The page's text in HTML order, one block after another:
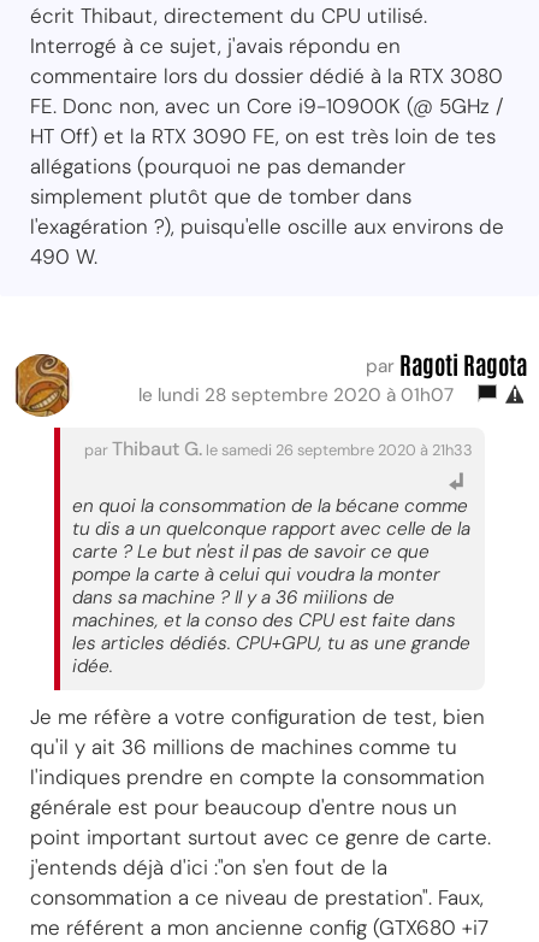
écrit Thibaut, directement du CPU utilisé.
Interrogé à ce sujet, j'avais répondu en
commentaire lors du dossier dédié à la RTX 3080
FE. Donc non, avec un Core i9-10900K (@ 5GHz /
HT Off) et la RTX 3090 FE, on est très loin de tes
allégations (pourquoi ne pas demander
simplement plutôt que de tomber dans
l'exagération ?), puisqu'elle oscille aux environs de
490 W.
par Ragoti Ragota
le lundi 28 septembre 2020 à 01h07
parThibaut G. le samedi 26 septembre 2020 à 21h33
en quoi la consommation de la bécane comme
tu dis a un quelconque rapport avec celle de la
carte ? Le but n'est il pas de savoir ce que
pompe la carte à celui qui voudra la monter
dans sa machine ? Il y a 36 miilions de
machines, et la conso des CPU est faite dans
les articles dédiés. CPU+GPU, tu as une grande
idée.
Je me réfère a votre configuration de test, bien
qu'il y ait 36 millions de machines comme tu
l'indiques prendre en compte la consommation
générale est pour beaucoup d'entre nous un
point important surtout avec ce genre de carte.
j'entends déjà d'ici :"on s'en fout de la
consommation a ce niveau de prestation". Faux,
me référent a mon ancienne config (GTX680 +i7